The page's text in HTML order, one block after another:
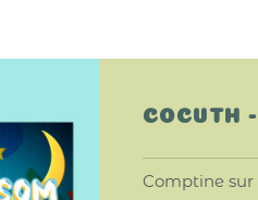
COCUTH
Comptine sur